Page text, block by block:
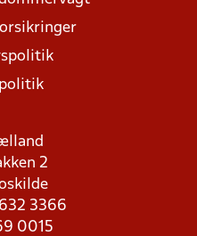
2
3366
0015